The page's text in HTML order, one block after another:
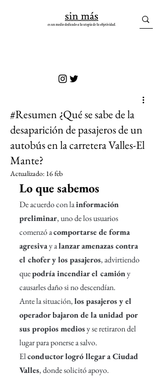
#Resumen ¿Qué se sabe de la
desaparición de pasajeros de un
autobús en la carretera Valles-El
Mante?
Actualizado: 16 feb
Lo que sabemos
De acuerdo con la información
preliminar, uno de los usuarios
comenzó a comportarse de forma
agresiva y a lanzar amenazas contra
el chofer y los pasajeros, advirtiendo
que podría incendiar el camión y
causarles daño si no descendían.
Ante la situación, los pasajeros y el
operador bajaron de la unidad por
sus propios medios y se retiraron del
lugar para ponerse a salvo.
El conductor logró llegar a Ciudad
Valles, donde solicitó apoyo.